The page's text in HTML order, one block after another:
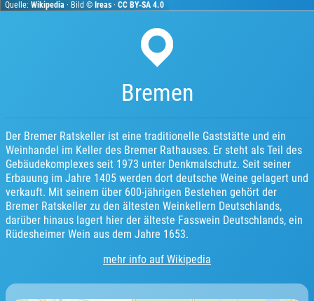
Quelle:Wikipedia · Bild ©Ireas ·CC BY-SA 4.0
Bremen
Der Bremer Ratskeller ist eine traditionelle Gaststätte und ein
Weinhandel im Keller des Bremer Rathauses. Er steht als Teil des
Gebäudekomplexes seit 1973 unter Denkmalschutz. Seit seiner
Erbauung im Jahre 1405 werden dort deutsche Weine gelagert und
verkauft. Mit seinem über 600-jährigen Bestehen gehört der
Bremer Ratskeller zu den ältesten Weinkellern Deutschlands,
darüber hinaus lagert hier der älteste Fasswein Deutschlands, ein
Rüdesheimer Wein aus dem Jahre 1653.
mehr info auf Wikipedia